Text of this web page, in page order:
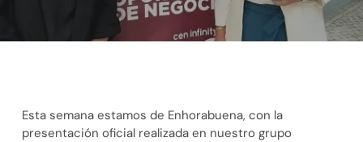
Esta semana estamos de Enhorabuena, con la
presentación oficial realizada en nuestro grupo